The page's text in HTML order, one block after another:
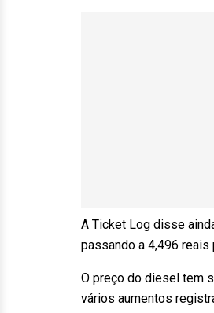
A Ticket Log disse
passando a 4,496 reais
O preço do diesel tem
vários aumentos